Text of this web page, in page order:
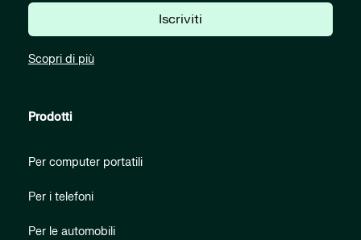
Iscriviti
Scopri di più
Prodotti
Per computer portatili
Per i telefoni
Per le automobili